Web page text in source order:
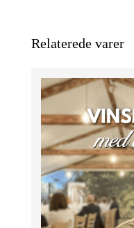
Relaterede varer